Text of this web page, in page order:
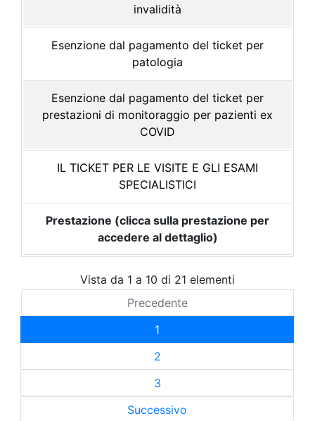
invalidità
Esenzione dal pagamento del ticket per
patologia
Esenzione dal pagamento del ticket per
prestazioni di monitoraggio per pazienti ex
COVID
IL TICKET PER LE VISITE E GLI ESAMI
SPECIALISTICI
Prestazione (clicca sulla prestazione per
accedere al dettaglio)
Vista da 1 a 10 di 21 elementi
Precedente
1
2
3
Successivo